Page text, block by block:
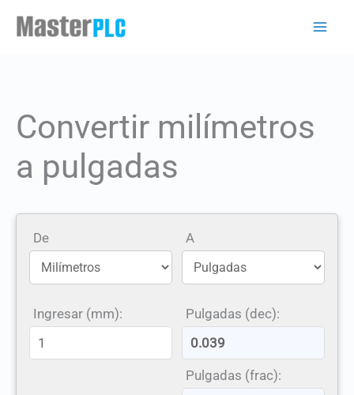
Convertir milímetros
a pulgadas
De A
Ingresar (mm): Pulgadas (dec):
Pulgadas (frac):